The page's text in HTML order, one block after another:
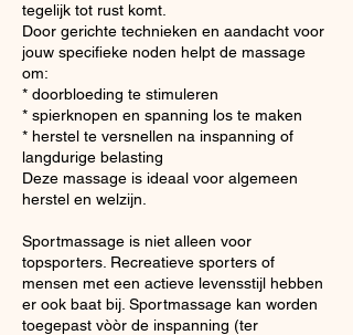
tegelijk tot rust komt.
Door gerichte technieken en aandacht voor
jouw specifieke noden helpt de massage
om:
* doorbloeding te stimuleren
* spierknopen en spanning los te maken
* herstel te versnellen na inspanning of
langdurige belasting
Deze massage is ideaal voor algemeen
herstel en welzijn.
Sportmassage is niet alleen voor
topsporters. Recreatieve sporters of
mensen met een actieve levensstijl hebben
er ook baat bij. Sportmassage kan worden
toegepast vòòr de inspanning (ter